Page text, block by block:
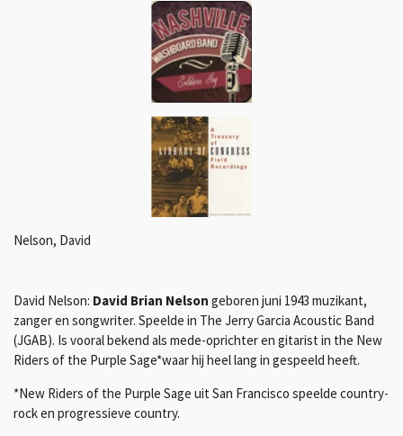
Nelson, David
David Nelson: David Brian Nelson geboren juni 1943 muzikant,
zanger en songwriter. Speelde in The Jerry Garcia Acoustic Band
(JGAB). Is vooral bekend als mede-oprichter en gitarist in the New
Riders of the Purple Sage*waar hij heel lang in gespeeld heeft.
*New Riders of the Purple Sage uit San Francisco speelde country-
rock en progressieve country.